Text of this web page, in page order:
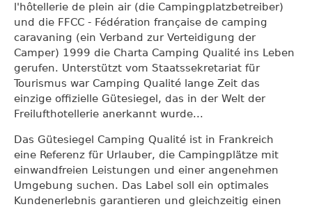
l'hôtellerie de plein air (die Campingplatzbetreiber)
und die FFCC - Fédération française de camping
caravaning (ein Verband zur Verteidigung der
Camper) 1999 die Charta Camping Qualité ins Leben
gerufen. Unterstützt vom Staatssekretariat für
Tourismus war Camping Qualité lange Zeit das
einzige offizielle Gütesiegel, das in der Welt der
Freilufthotellerie anerkannt wurde...
Das Gütesiegel Camping Qualité ist in Frankreich
eine Referenz für Urlauber, die Campingplätze mit
einwandfreien Leistungen und einer angenehmen
Umgebung suchen. Das Label soll ein optimales
Kundenerlebnis garantieren und gleichzeitig einen